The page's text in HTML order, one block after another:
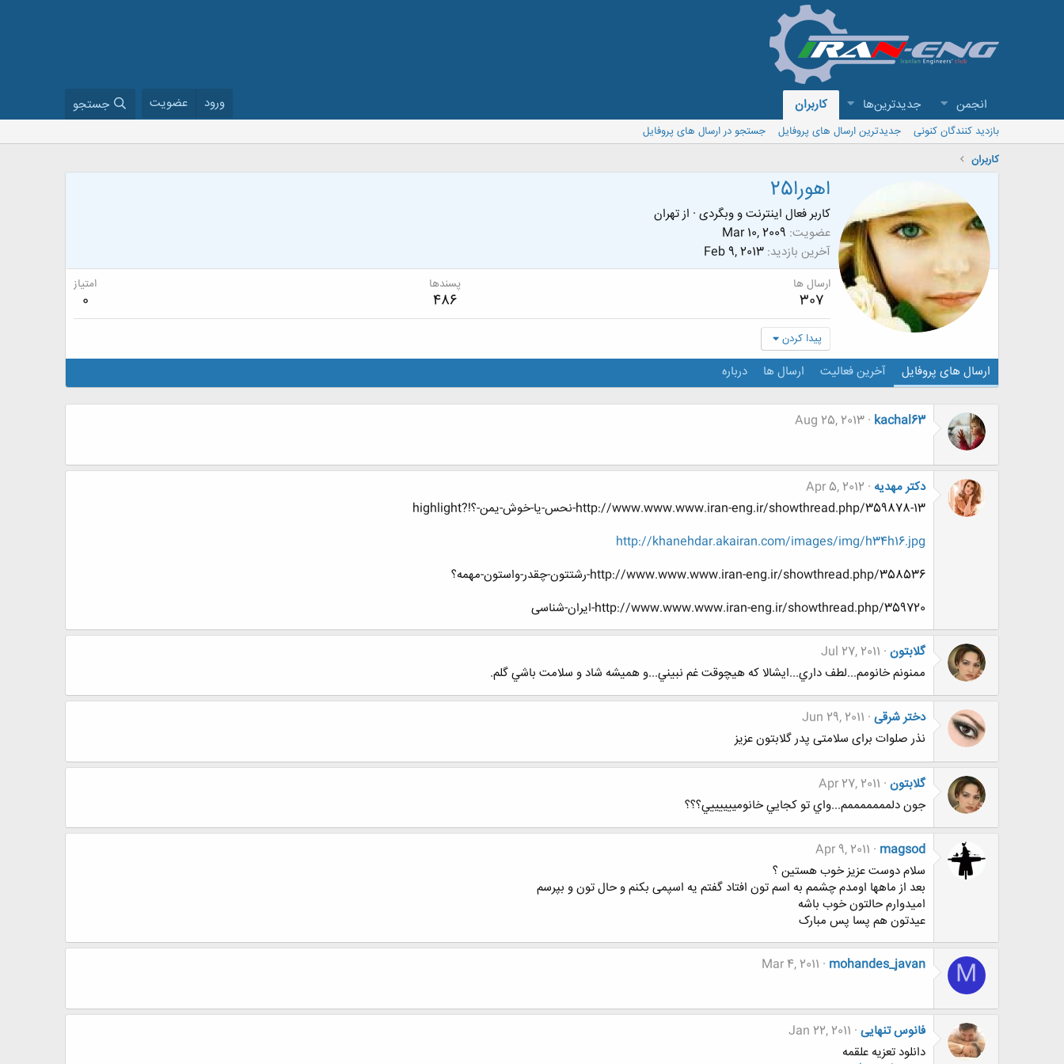
انجمن جدیدترین‌ها کاربران ورود عضویت جستجو
بازدید کنندگان کنونی جدیدترین ارسال های پروفایل
جستجو در ارسال های پروفایل
کاربران
اهورا25
کاربر فعال اینترنت و وبگردی · ازتهران
عضویت Mar 10, 2009
آخرین بازدید Feb 9, 2013
ارسال ها
307
پسندها
486
امتیاز
0
پیدا کردن
ارسال های پروفایل آخرین فعالیت ارسال ها درباره
kachal63
Aug 25, 2013
دکتر مهدیه Apr 5, 2012
http://www.www.www.iran-eng.ir/showthread.php/359878-13-نحس-یا-خوش-یمن-؟!?highlight
http://khanehdar.akairan.com/images/img/h34h16.jpg
http://www.www.www.iran-eng.ir/showthread.php/358536-رشتتون-چقدر-واستون-مهمه؟
http://www.www.www.iran-eng.ir/showthread.php/359720-ایران-شناسی
گلابتون Jul 27, 2011
ممنونم خانومم...لطف داري...ايشالا كه هيچوقت غم نبيني...و هميشه شاد و سلامت باشي گلم.
دختر شرقی Jun 29, 2011
نذر صلوات برای سلامتی پدر گلابتون عزیز
گلابتون Apr 27, 2011
جون دلمممممممم...واي تو كجايي خانومييييييي؟؟؟
magsod
Apr 9, 2011
سلام دوست عزیز خوب هستین ؟
بعد از ماهها اومدم چشمم به اسم تون افتاد گفتم یه اسپمی بکنم و حال تون و بپرسم
امیدوارم حالتون خوب باشه
عیدتون هم پسا پس مبارک
M
mohandes_javan
Mar 4, 2011
فانوس تنهایی Jan 22, 2011
دانلود تعزیه علقمه